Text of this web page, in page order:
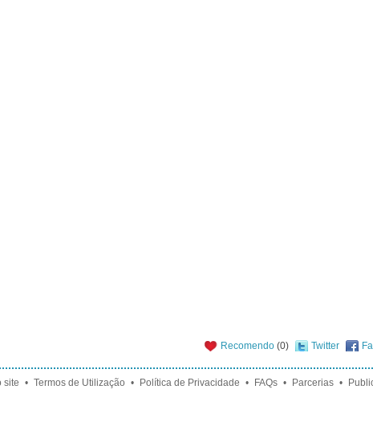
Recomendo(0) Twitter
site • Termos de Utilização • Política de Privacidade • FAQs • Parcerias •